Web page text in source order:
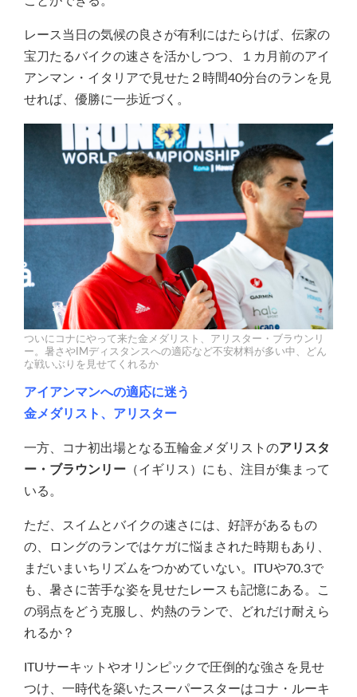
レース当日の気候の良さが有利にはたらけば、伝家の
宝刀たるバイクの速さを活かしつつ、１カ月前のアイ
アンマン・イタリアで見せた２時間40分台のランを見
せれば、優勝に一歩近づく。
ついにコナにやって来た金メダリスト、アリスター・ブラウンリ
ー。暑さやIMディスタンスへの適応など不安材料が多い中、どん
な戦いぶりを見せてくれるか
アイアンマンへの適応に迷う
金メダリスト、アリスター
一方、コナ初出場となる五輪金メダリストのアリスタ
ー・ブラウンリー （イギリス）にも、注目が集まって
いる。
ただ、スイムとバイクの速さには、好評があるもの
の、ロングのランではケガに悩まされた時期もあり、
まだいまいちリズムをつかめていない。ITUや70.3で
も、暑さに苦手な姿を見せたレースも記憶にある。こ
の弱点をどう克服し、灼熱のランで、どれだけ耐えら
れるか？
ITUサーキットやオリンピックで圧倒的な強さを見せ
つけ、一時代を築いたスーパースターはコナ・ルーキ